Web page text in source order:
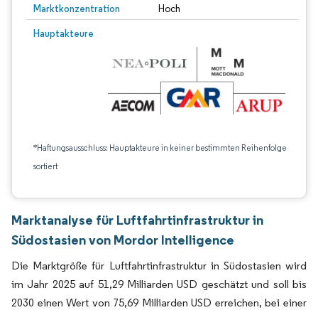
Marktkonzentration Hoch
Hauptakteure
*Haftungsausschluss: Hauptakteure in keiner bestimmten Reihenfolge
sortiert
Marktanalyse für Luftfahrtinfrastruktur in
Südostasien von Mordor Intelligence
Die Marktgröße für Luftfahrtinfrastruktur in Südostasien wird
im Jahr 2025 auf 51,29 Milliarden USD geschätzt und soll bis
2030 einen Wert von 75,69 Milliarden USD erreichen, bei einer